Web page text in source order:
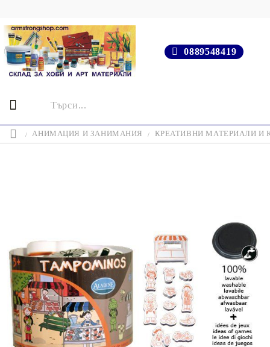
0889548419
АНИМАЦИЯ И ЗАНИМАНИЯ КРЕАТИВНИ МАТЕРИАЛИ И